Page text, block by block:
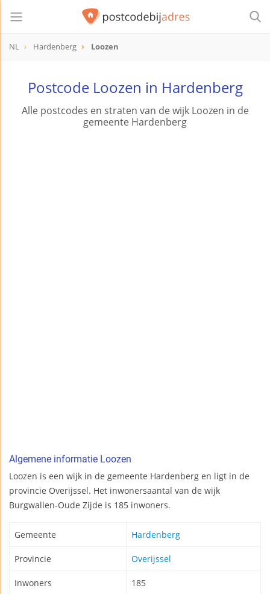
NL Hardenberg Loozen
Postcode Loozen in Hardenberg
Alle postcodes en straten van de wijk Loozen in de
gemeente Hardenberg
Algemene informatie Loozen
Loozen is een wijk in de gemeente Hardenberg en ligt in de
provincie Overijssel. Het inwonersaantal van de wijk
Burgwallen-Oude Zijde is 185 inwoners.
Gemeente Hardenberg
Provincie Overijssel
Inwoners 185